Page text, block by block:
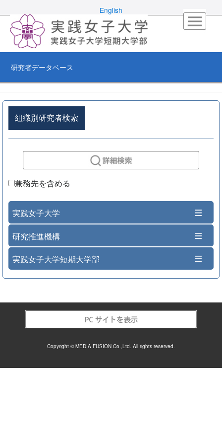
English
研究者データベース
組織別研究者検索
兼務先を含める
実践女子大学
研究推進機構
実践女子大学短期大学部
Copyright © MEDIA FUSION Co.,Ltd. All rights reserved.